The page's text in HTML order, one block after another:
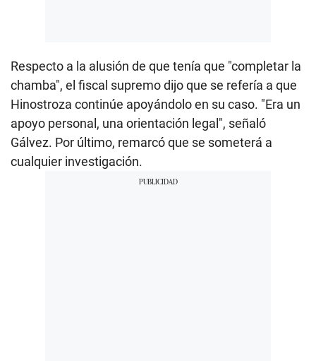
Respecto a la alusión de que tenía que "completar la
chamba", el fiscal supremo dijo que se refería a que
Hinostroza continúe apoyándolo en su caso. "Era un
apoyo personal, una orientación legal", señaló
Gálvez. Por último, remarcó que se someterá a
cualquier investigación.